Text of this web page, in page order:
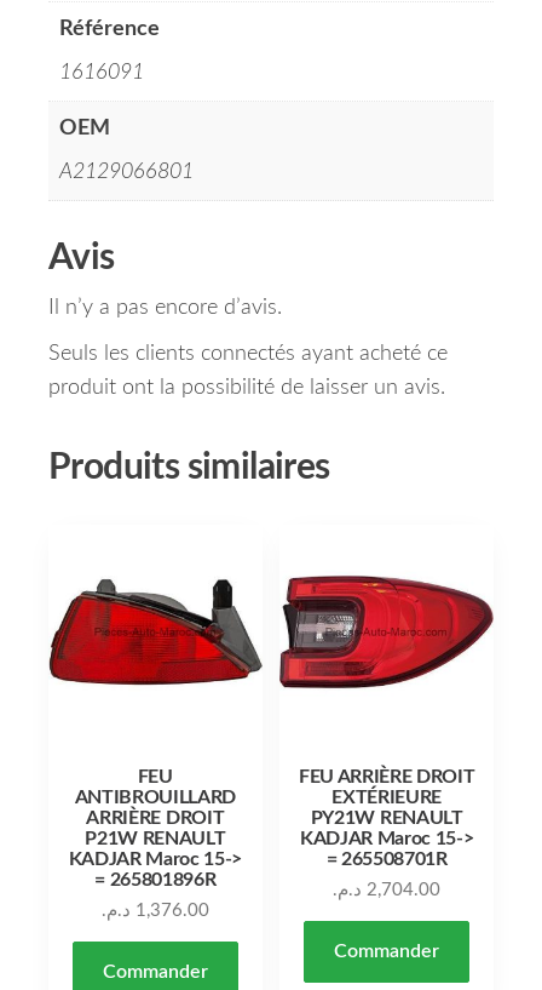
Référence
1616091
OEM
A2129066801
Avis
Il n’y a pas encore d’avis.
Seuls les clients connectés ayant acheté ce
produit ont la possibilité de laisser un avis.
Produits similaires
FEU
ANTIBROUILLARD
ARRIÈRE DROIT
P21W RENAULT
KADJAR Maroc 15->
= 265801896R
1,376.00 د.م.
Commander
FEU ARRIÈRE DROIT
EXTÉRIEURE
PY21W RENAULT
KADJAR Maroc 15->
= 265508701R
2,704.00 د.م.
Commander